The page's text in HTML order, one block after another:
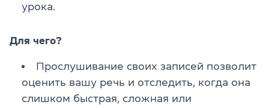
урока.
Для чего?
Прослушивание своих записей позволит
оценить вашу речь и отследить, когда она
слишком быстрая, сложная или